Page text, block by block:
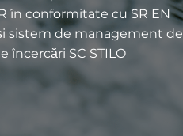
în conformitate cu SR EN
și sistem de management de
încercări SC STILO